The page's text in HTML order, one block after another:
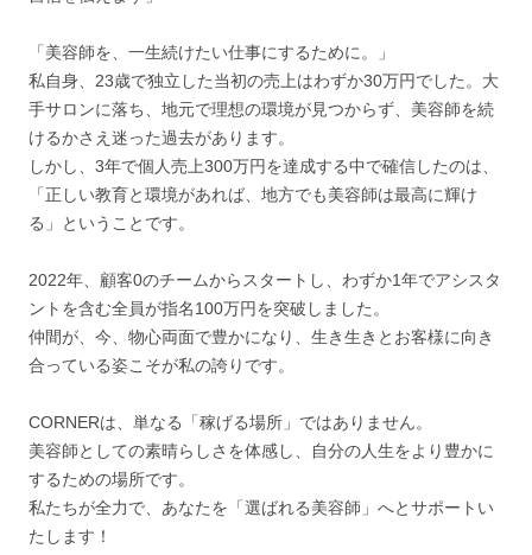
「美容師を、一生続けたい仕事にするために。」
私自身、23歳で独立した当初の売上はわずか30万円でした。大
手サロンに落ち、地元で理想の環境が見つからず、美容師を続
けるかさえ迷った過去があります。
しかし、3年で個人売上300万円を達成する中で確信したのは、
「正しい教育と環境があれば、地方でも美容師は最高に輝け
る」ということです。
2022年、顧客0のチームからスタートし、わずか1年でアシスタ
ントを含む全員が指名100万円を突破しました。
仲間が、今、物心両面で豊かになり、生き生きとお客様に向き
合っている姿こそが私の誇りです。
CORNERは、単なる「稼げる場所」ではありません。
美容師としての素晴らしさを体感し、自分の人生をより豊かに
するための場所です。
私たちが全力で、あなたを「選ばれる美容師」へとサポートい
たします！